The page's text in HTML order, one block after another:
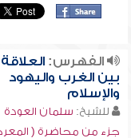
الفهرس:العلاقة
بين الغرب واليهود
والإسلام
للشيخ: سلمان العودة
جزء من محاضرة (